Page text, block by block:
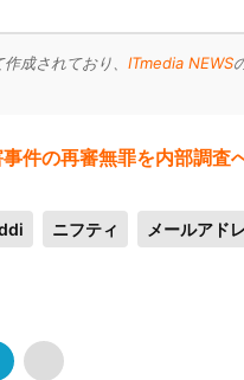
成されており、 ITmedia NEWS
件の再審無罪を内部調査
ニフティ メールアド